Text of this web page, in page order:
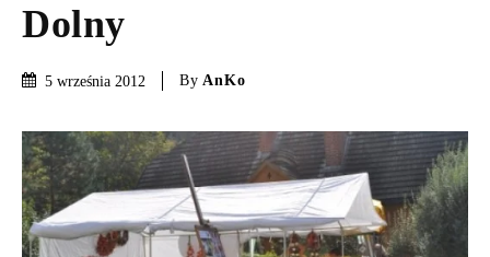
Dolny
5 września 2012 By AnKo